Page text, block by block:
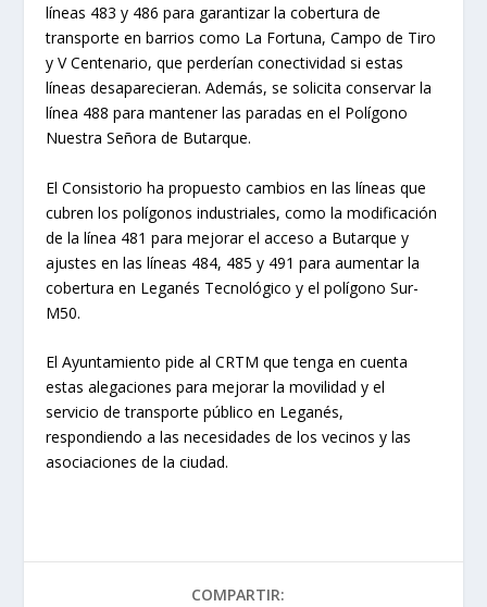
líneas 483 y 486 para garantizar la cobertura de
transporte en barrios como La Fortuna, Campo de Tiro
y V Centenario, que perderían conectividad si estas
líneas desaparecieran. Además, se solicita conservar la
línea 488 para mantener las paradas en el Polígono
Nuestra Señora de Butarque.
El Consistorio ha propuesto cambios en las líneas que
cubren los polígonos industriales, como la modificación
de la línea 481 para mejorar el acceso a Butarque y
ajustes en las líneas 484, 485 y 491 para aumentar la
cobertura en Leganés Tecnológico y el polígono Sur-
M50.
El Ayuntamiento pide al CRTM que tenga en cuenta
estas alegaciones para mejorar la movilidad y el
servicio de transporte público en Leganés,
respondiendo a las necesidades de los vecinos y las
asociaciones de la ciudad.
COMPARTIR: